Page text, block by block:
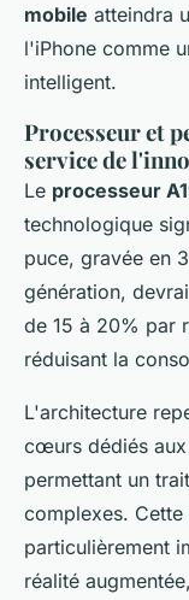
mobile atteindra
l'iPhone comme
intelligent.
Processeur et
service de
Le processeur
technologique
puce, gravée en
génération,
de 15 à 20% par
réduisant la
L'architecture
cœurs dédiés
permettant un
complexes.
particulièrement
réalité